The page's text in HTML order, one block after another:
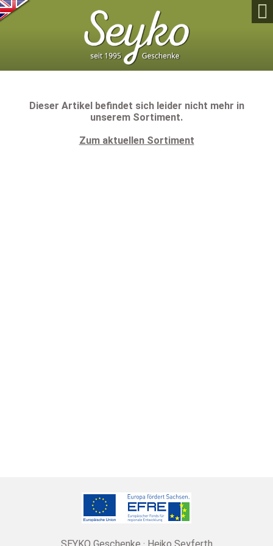

Dieser Artikel befindet sich leider nicht mehr in
unserem Sortiment.
Zum aktuellen Sortiment